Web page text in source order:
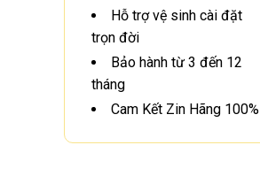
Hỗ trợ vệ sinh cài đặt
trọn đời
Bảo hành từ 3 đến 12
tháng
Cam Kết Zin Hãng 100%